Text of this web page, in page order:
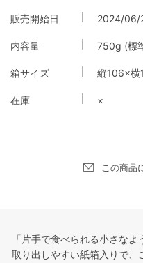
販売開始日 2024/06/
内容量 750g (標
箱サイズ 縦106×横
在庫 ×
この商品
「片手で食べられる小さなよ
取り出しやすい紙箱入りで、